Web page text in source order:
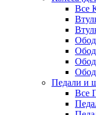
Все
Педали и
Все